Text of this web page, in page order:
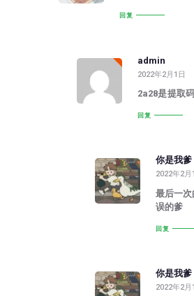
回复
admin
2022年2月1日
2a28是提取码
回复
你是我爹
2022年2月
最后一
误的爹
回复
你是我爹
2022年2月